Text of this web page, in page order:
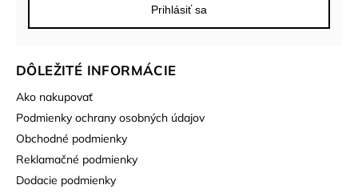
DÔLEŽITÉ INFORMÁCIE
Ako nakupovať
Podmienky ochrany osobných údajov
Obchodné podmienky
Reklamačné podmienky
Dodacie podmienky
Prihlásiť sa